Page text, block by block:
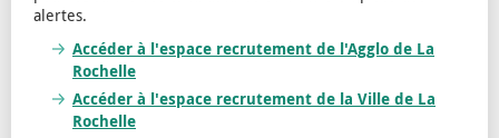
alertes.
Accéder à l'espace recrutement de l'Agglo de La
Rochelle
Accéder à l'espace recrutement de la Ville de La
Rochelle